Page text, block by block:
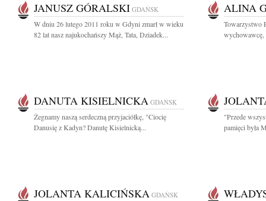
JANUSZ GÓRALSKI GDAŃSK
W dniu 26 lutego 2011 roku w Gdyni zmarł w wieku
82 lat nasz najukochańszy Mąż, Tata, Dziadek...
ALINA
Towarzystwo
wychowawcę,
DANUTA KISIELNICKA GDAŃSK
Żegnamy naszą serdeczną przyjaciółkę, "Ciocię
Danusię z Kadyn? Danutę Kisielnicką...
"Przede
pamięci była
JOLANTA KALICIŃSKA GDAŃSK